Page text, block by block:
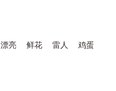
漂亮 鲜花 雷人 鸡蛋